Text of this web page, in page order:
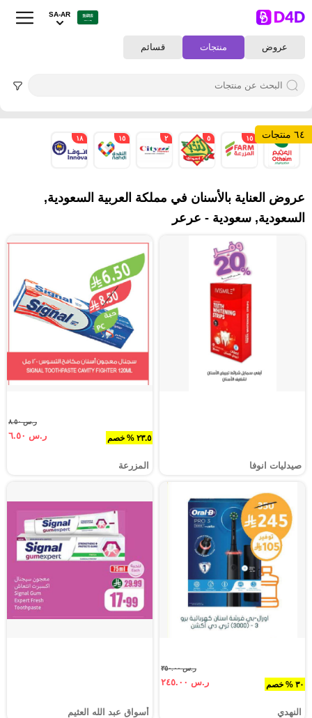
عروض منتجات قسائم
SA-AR
٦٤ منتجات ١٥ ٥ ٢ ١٥ ١٨
عروض العناية بالأسنان في مملكة العربية السعودية,
السعودية, سعودية - عرعر
صيدليات انوفا
٢٣.٥ % خصم
ر.س ٨.٥٠
ر.س ٦.٥٠
المزرعة
٣٠ % خصم
ر.س ٣٥٠.٠٠
ر.س ٢٤٥.٠٠
النهدي أسواق عبد الله العثيم